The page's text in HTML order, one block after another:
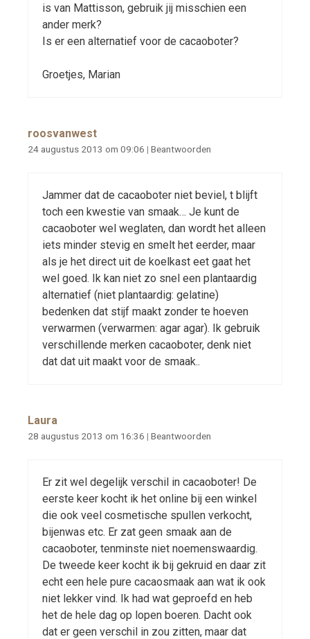
is van Mattisson, gebruik jij misschien een
ander merk?
Is er een alternatief voor de cacaoboter?
Groetjes, Marian
roosvanwest
24 augustus 2013 om 09:06 | Beantwoorden
Jammer dat de cacaoboter niet beviel, t blijft
toch een kwestie van smaak… Je kunt de
cacaoboter wel weglaten, dan wordt het alleen
iets minder stevig en smelt het eerder, maar
als je het direct uit de koelkast eet gaat het
wel goed. Ik kan niet zo snel een plantaardig
alternatief (niet plantaardig: gelatine)
bedenken dat stijf maakt zonder te hoeven
verwarmen (verwarmen: agar agar). Ik gebruik
verschillende merken cacaoboter, denk niet
dat dat uit maakt voor de smaak..
Laura
28 augustus 2013 om 16:36 | Beantwoorden
Er zit wel degelijk verschil in cacaoboter! De
eerste keer kocht ik het online bij een winkel
die ook veel cosmetische spullen verkocht,
bijenwas etc. Er zat geen smaak aan de
cacaoboter, tenminste niet noemenswaardig.
De tweede keer kocht ik bij gekruid en daar zit
echt een hele pure cacaosmaak aan wat ik ook
niet lekker vind. Ik had wat geproefd en heb
het de hele dag op lopen boeren. Dacht ook
dat er geen verschil in zou zitten, maar dat